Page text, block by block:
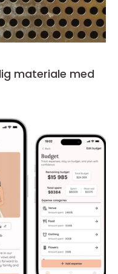
materiale med